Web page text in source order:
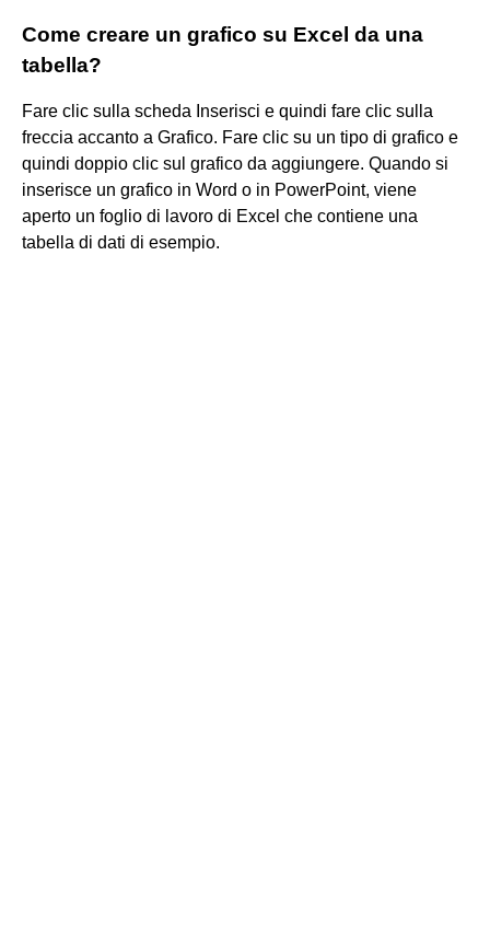
Come creare un grafico su Excel da una
tabella?
Fare clic sulla scheda Inserisci e quindi fare clic sulla
freccia accanto a Grafico. Fare clic su un tipo di grafico e
quindi doppio clic sul grafico da aggiungere. Quando si
inserisce un grafico in Word o in PowerPoint, viene
aperto un foglio di lavoro di Excel che contiene una
tabella di dati di esempio.